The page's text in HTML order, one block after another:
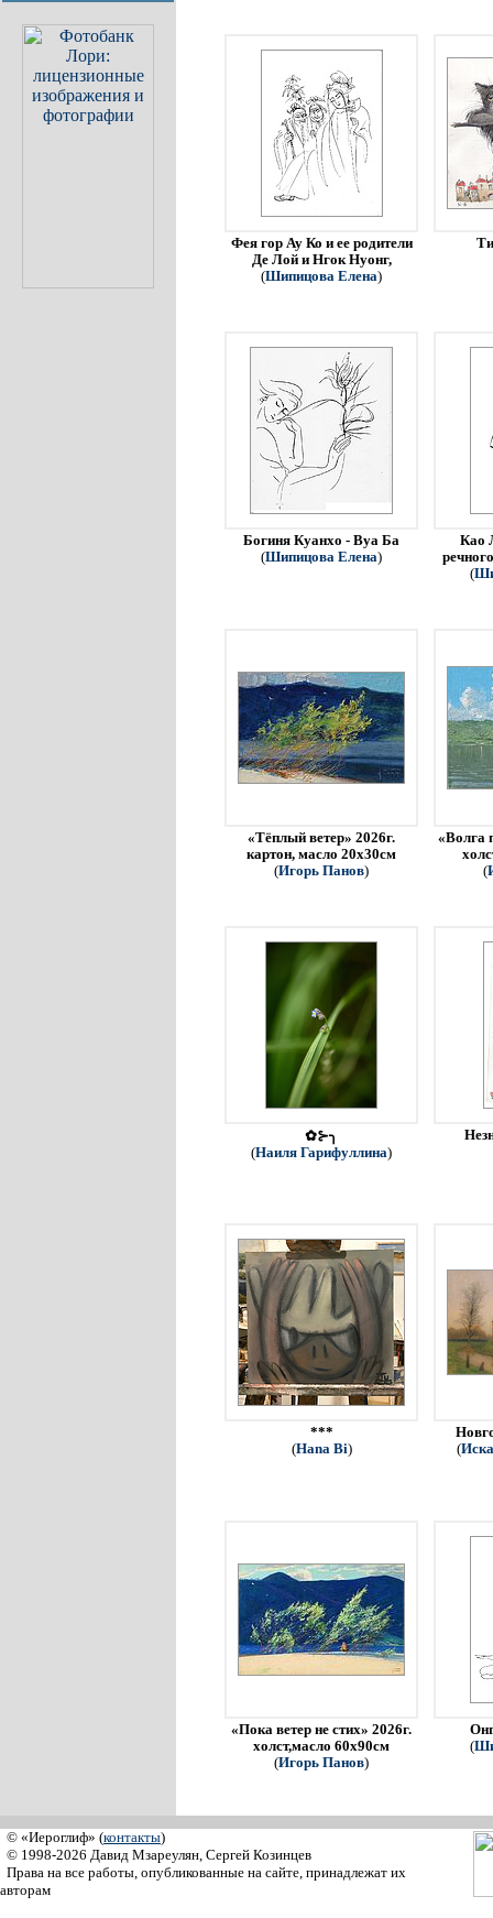
Фея гор Ау Ко и ее родители
Де Лой и Нгок Нуонг,
(Шипицова Елена)
Богиня Куанхо - Вуа Ба
(Шипицова Елена)
Као
(
«Тёплый ветер» 2026г.
картон, масло 20х30см
(Игорь Панов)
«Волга
(
✿⊱╮
(Наиля Гарифуллина)
***
(Hana Bi)
(
«Пока ветер не стих» 2026г.
холст,масло 60х90см
(Игорь Панов)
(
© «Иероглиф» (контакты)
© 1998-2026 Давид Мзареулян, Сергей Козинцев
Права на все работы, опубликованные на сайте, принадлежат их
авторам